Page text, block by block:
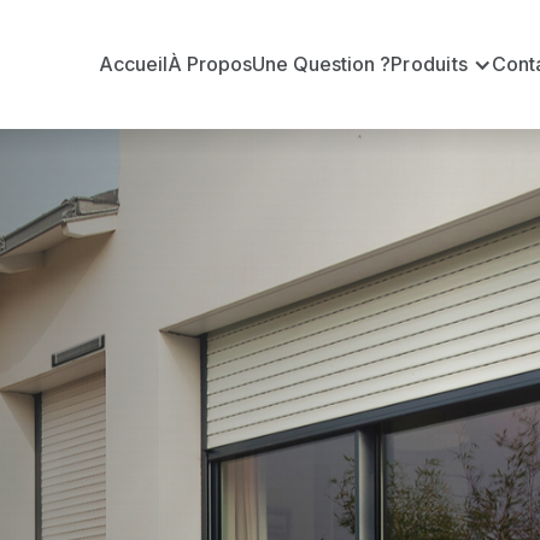
AccueilÀ ProposUne Question ?Produits
Loire ?
pour vous apporter : Tarifs directs usines